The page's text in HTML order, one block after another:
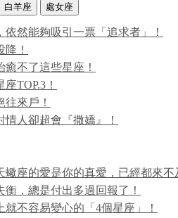
白羊座 處女座
然能夠吸引一票「追求者」！
！
不了這些星座！
TOP.3！
來戶！
人卻超會『撒嬌』！
蠍座的愛是你的真愛，已經都來不
，總是付出多過回報了！
不容易變心的「4個星座」！